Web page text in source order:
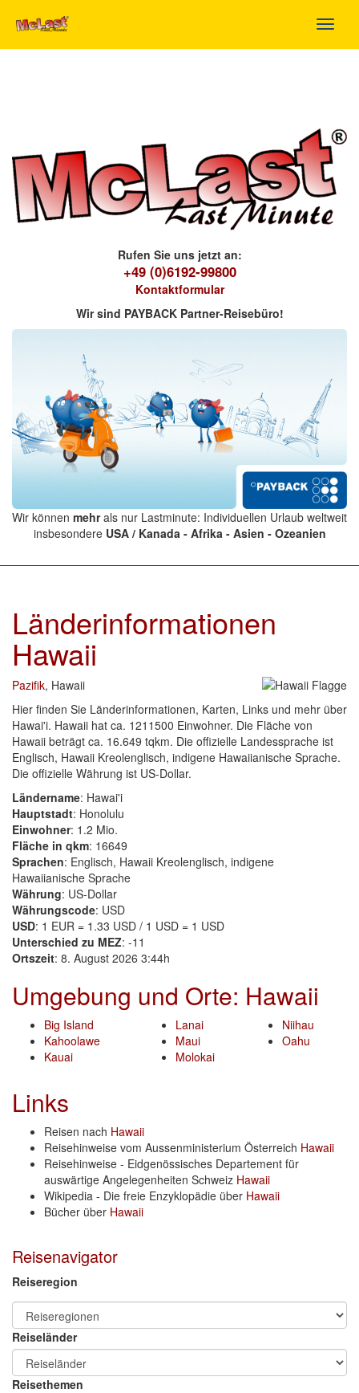
Rufen Sie uns jetzt an:
+49 (0)6192-99800
Kontaktformular
Wir sind PAYBACK Partner-Reisebüro!
Wir können mehrals nur Lastminute: Individuellen Urlaub weltweit
insbesondere USA / Kanada - Afrika - Asien - Ozeanien
Länderinformationen
Hawaii
Pazifik, Hawaii
Hier finden Sie Länderinformationen, Karten, Links und mehr über
Hawai'i. Hawaii hat ca. 1211500 Einwohner. Die Fläche von
Hawaii beträgt ca. 16.649 tqkm. Die offizielle Landessprache ist
Englisch, Hawaii Kreolenglisch, indigene Hawaiianische Sprache.
Die offizielle Währung ist US-Dollar.
Ländername: Hawai'i
Hauptstadt: Honolulu
Einwohner: 1.2 Mio.
Fläche in qkm: 16649
Sprachen: Englisch, Hawaii Kreolenglisch, indigene
Hawaiianische Sprache
Währung: US-Dollar
Währungscode: USD
USD: 1 EUR = 1.33 USD / 1 USD = 1 USD
Unterschied zu MEZ: -11
Ortszeit: 8. August 2026 3:44h
Umgebung und Orte: Hawaii
Big Island
Kahoolawe
Kauai
Lanai
Maui
Molokai
Niihau
Oahu
Links
Reisen nach Hawaii
Reisehinweise vom Aussenministerium Österreich Hawaii
Reisehinweise - Eidgenössisches Departement für
auswärtige Angelegenheiten Schweiz Hawaii
Wikipedia - Die freie Enzyklopädie über Hawaii
Bücher über Hawaii
Reisenavigator
Reiseregion
Reiseländer
Reisethemen